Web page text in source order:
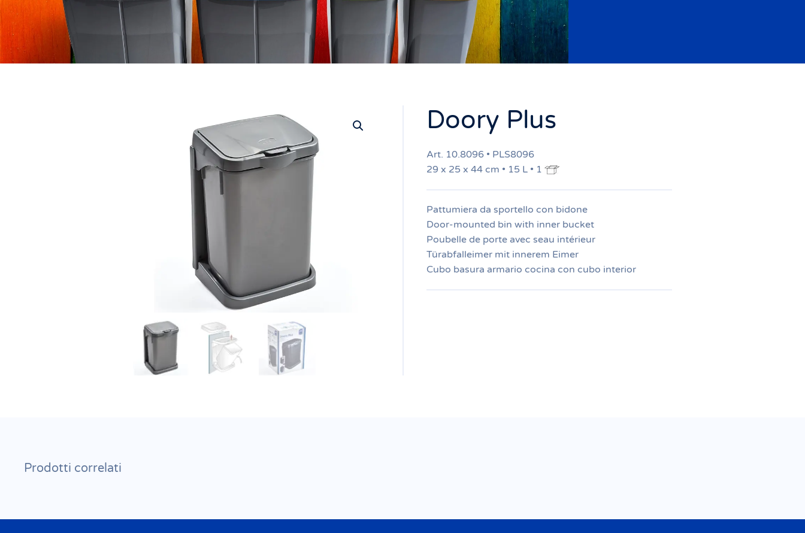
Doory Plus
Art. 10.8096 • PLS8096
29 x 25 x 44 cm • 15 L • 1
Pattumiera da sportello con bidone
Door-mounted bin with inner bucket
Poubelle de porte avec seau intérieur
Türabfalleimer mit innerem Eimer
Cubo basura armario cocina con cubo interior
Prodotti correlati